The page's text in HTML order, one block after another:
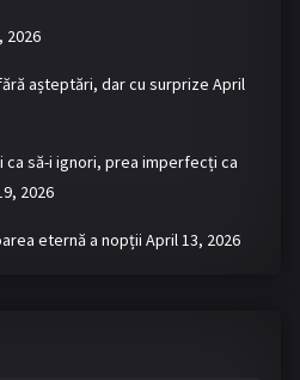
2026
așteptări, dar cu surprize April
ca să-i ignori, prea imperfecți ca
2026
eternă a nopții April 13, 2026